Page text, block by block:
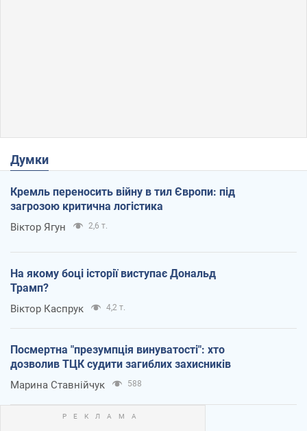
Думки
Кремль переносить війну в тил Європи: під
загрозою критична логістика
Віктор Ягун 2,6 т.
На якому боці історії виступає Дональд
Трамп?
Віктор Каспрук 4,2 т.
Посмертна "презумпція винуватості": хто
дозволив ТЦК судити загиблих захисників
Марина Ставнійчук 588